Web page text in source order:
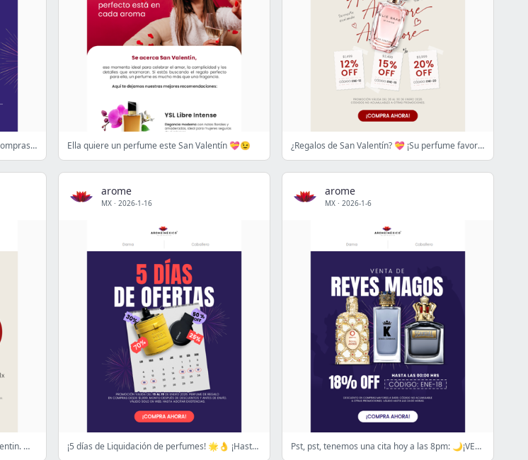
👌Descuento + Regalo especial en tus compras 🎁✨ Ella quiere un perfume este San Valentín 💝😉 ¿Regalos de San Valentín? 💝 ¡Su perfume favorito! 😉
REMATE de perfumes para este San Valentin. 💝💝 ¡Hasta 70% OFF!
arome
MX · 2026-1-16
¡5 días de Liquidación de perfumes! 🌟👌 ¡Hasta 70% OFF!🔥
arome
MX · 2026-1-6
Pst, pst, tenemos una cita hoy a las 8pm: 🌙¡VENTA NOCTURNA! 👌18%OFF🌟